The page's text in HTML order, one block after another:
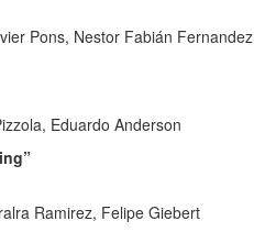
Pons, Nestor Fabián Fernandez
Eduardo Anderson
Ramirez, Felipe Giebert